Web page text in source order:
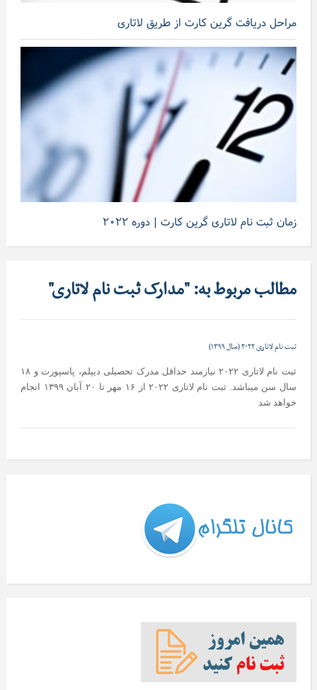
مراحل دریافت گرین کارت از طریق لاتاری
زمان ثبت نام لاتاری گرین کارت | دوره ۲۰۲۲
مطالب مربوط به: "مدارک ثبت نام لاتاری"
ثبت نام لاتاری ۲۰۲۲ (سال ۱۳۹۹)
ثبت نام لاتاری ۲۰۲۲ نیازمند حداقل مدرک تحصیلی دیپلم، پاسپورت و ۱۸
سال سن میباشد. ثبت نام لاتاری ۲۰۲۲ از ۱۶ مهر تا ۲۰ آبان ۱۳۹۹ انجام
خواهد شد